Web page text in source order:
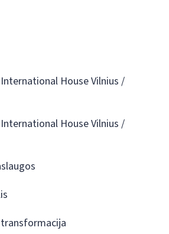
House Vilnius /
House Vilnius /